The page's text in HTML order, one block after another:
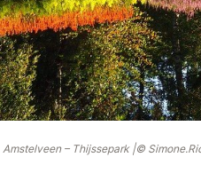
Amstelveen – Thijssepark |©